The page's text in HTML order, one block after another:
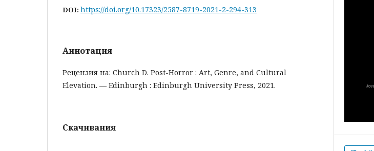
DOI: https://doi.org/10.17323/2587-8719-2021-2-294-313
Аннотация
Рецензия на: Church D. Post-Horror : Art, Genre, and Cultural
Elevation. — Edinburgh : Edinburgh University Press, 2021.
Скачивания